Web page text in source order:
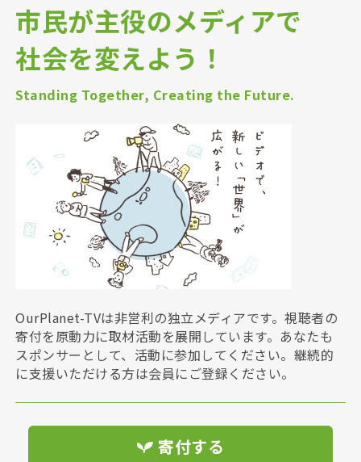
市民が主役のメディアで
社会を変えよう！
Standing Together, Creating the Future.
OurPlanet-TVは非営利の独立メディアです。視聴者の
寄付を原動力に取材活動を展開しています。あなたも
スポンサーとして、活動に参加してください。継続的
に支援いただける方は会員にご登録ください。
寄付する